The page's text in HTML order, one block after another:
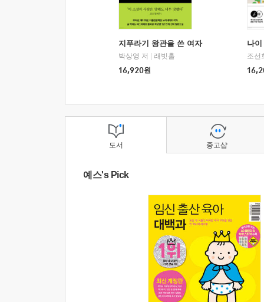
지푸라기 왕관을 쓴 여자
박상영 저
래빗홀
16,920원
나
조선
도서
예스's Pick
중고샵